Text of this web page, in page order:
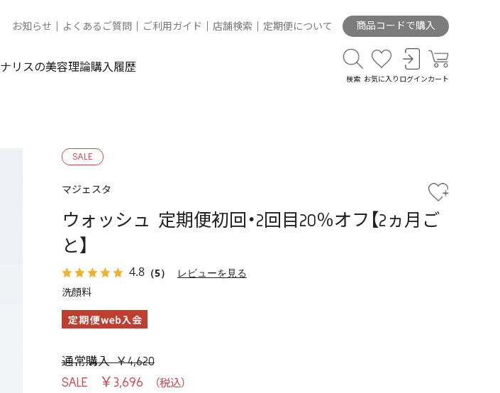
お知らせ よくあるご質問 ご利用ガイド 店舗検索 定期便について 商品コードで購入
ナリスの美容理論購入履歴
検索 お気に入り ログイン カート
SALE
マジェスタ
ウォッシュ 定期便初回・2回目20％オフ【2ヵ月ご
と】
4.8（5） レビューを見る
洗顔料
通常購入 ￥4,620
￥3,696